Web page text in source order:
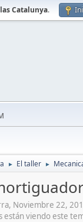
Catalunya.
► El taller ►
Noviembre 22,
están viendo este